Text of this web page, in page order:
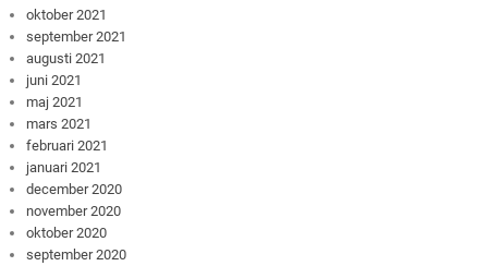
oktober 2021
september 2021
augusti 2021
juni 2021
maj 2021
mars 2021
februari 2021
januari 2021
december 2020
november 2020
oktober 2020
september 2020